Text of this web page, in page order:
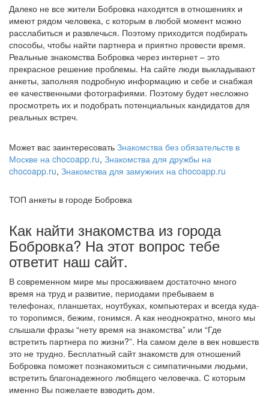
Далеко не все жители Бобровка находятся в отношениях и
имеют рядом человека, с которым в любой момент можно
расслабиться и развлечься. Поэтому приходится подбирать
способы, чтобы найти партнера и приятно провести время.
Реальные знакомства Бобровка через интернет – это
прекрасное решение проблемы. На сайте люди выкладывают
анкеты, заполняя подробную информацию и себе и снабжая
ее качественными фотографиями. Поэтому будет несложно
просмотреть их и подобрать потенциальных кандидатов для
реальных встреч.
Может вас заинтересовать Знакомства без обязательств в
Москве на chocoapp.ru, Знакомства для дружбы на
chocoapp.ru, Знакомства для замужних на chocoapp.ru
ТОП анкеты в городе Бобровка
Как найти знакомства из города
Бобровка? На этот вопрос тебе
ответит наш сайт.
В современном мире мы просаживаем достаточно много
время на труд и развитие, периодами пребываем в
телефонах, планшетах, ноутбуках, компьютерах и всегда куда-
то торопимся, бежим, гонимся. А как неоднократно, много мы
слышали фразы “нету время на знакомства” или “Где
встретить партнера по жизни?”. На самом деле в век новшеств
это не трудно. Бесплатный сайт знакомств для отношений
Бобровка поможет познакомиться с симпатичными людьми,
встретить благонадежного любящего человечка. С которым
именно Вы пожелаете взводить дом.